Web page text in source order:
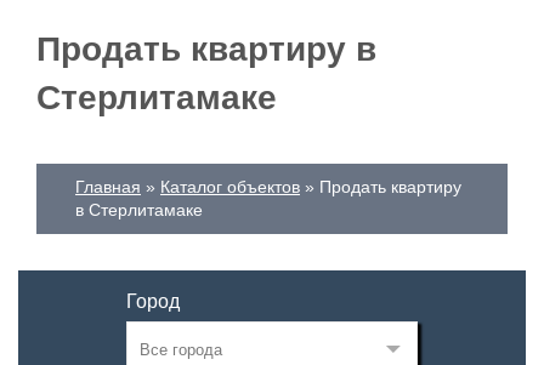
Продать квартиру в
Стерлитамаке
Главная Каталог объектов
Продать квартиру
в Стерлитамаке
Город